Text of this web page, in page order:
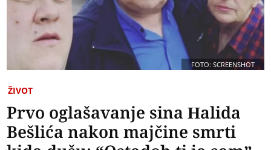
FOTO: SCREENSHOT
ŽIVOT
Prvo oglašavanje sina Halida
Bešlića nakon majčine smrti